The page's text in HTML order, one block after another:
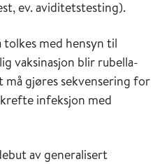
ev. aviditetstesting).
med hensyn til
vaksinasjon blir rubella-
gjøres sekvensering for
infeksjon med
av generalisert